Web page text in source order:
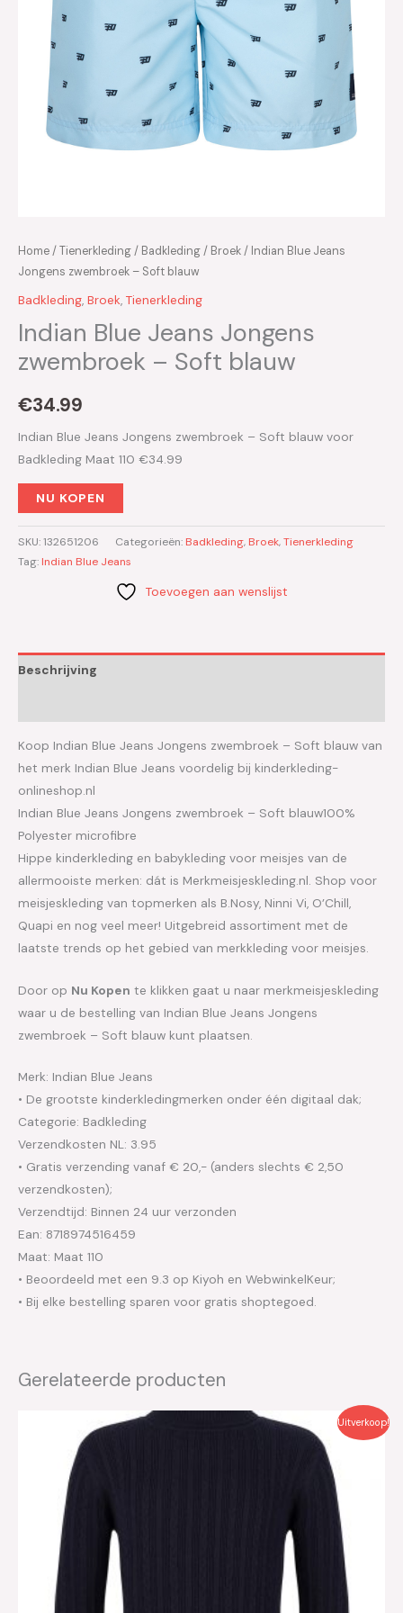
Home/Tienerkleding/ Badkleding/ Broek/ Indian Blue Jeans
Jongens zwembroek – Soft blauw
Badkleding, Broek, Tienerkleding
Indian Blue Jeans Jongens
zwembroek – Soft blauw
€34.99
Indian Blue Jeans Jongens zwembroek – Soft blauw voor
Badkleding Maat 110 €34.99
NU KOPEN
SKU:132651206 Categorieën: Badkleding, Broek,Tienerkleding
Tag: Indian Blue Jeans
Toevoegen aan wenslijst
Beschrijving
Koop Indian Blue Jeans Jongens zwembroek – Soft blauw van
het merk Indian Blue Jeans voordelig bij kinderkleding-
onlineshop.nl
Indian Blue Jeans Jongens zwembroek – Soft blauw100%
Polyester microfibre
Hippe kinderkleding en babykleding voor meisjes van de
allermooiste merken: dát is Merkmeisjeskleding.nl. Shop voor
meisjeskleding van topmerken als B.Nosy, Ninni Vi, O’Chill,
Quapi en nog veel meer! Uitgebreid assortiment met de
laatste trends op het gebied van merkkleding voor meisjes.
Door op Nu Kopen te klikken gaat u naar merkmeisjeskleding
waar u de bestelling van Indian Blue Jeans Jongens
zwembroek – Soft blauw kunt plaatsen.
Merk: Indian Blue Jeans
• De grootste kinderkledingmerken onder één digitaal dak;
Categorie: Badkleding
Verzendkosten NL: 3.95
• Gratis verzending vanaf € 20,- (anders slechts € 2,50
verzendkosten);
Verzendtijd: Binnen 24 uur verzonden
Ean: 8718974516459
Maat: Maat 110
• Beoordeeld met een 9.3 op Kiyoh en WebwinkelKeur;
• Bij elke bestelling sparen voor gratis shoptegoed.
Gerelateerde producten
Uitverkoop!
Oorspronkelijke
was:
€44.99.
Huidige
prijs